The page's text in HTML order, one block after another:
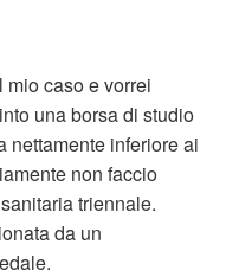
caso e vorrei
una borsa di studio
nettamente inferiore ai
non faccio
triennale.
da un